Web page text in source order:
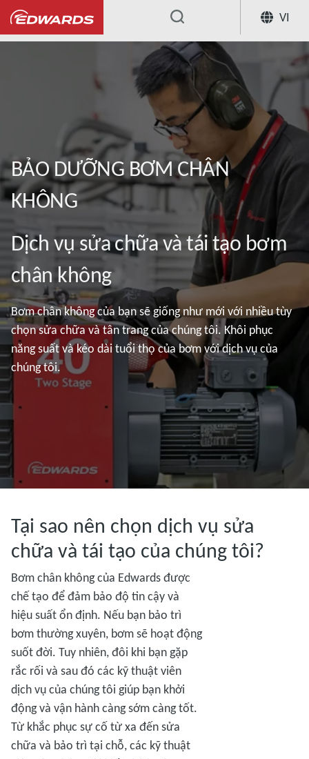
VI
... Our Vacuum Pump Services Dịch
BẢO DƯỠNG BƠM CHÂN
KHÔNG
Dịch vụ sửa chữa và tái tạo bơm
chân không
Bơm chân không của bạn sẽ giống như mới với nhiều tùy
chọn sửa chữa và tân trang của chúng tôi. Khôi phục
năng suất và kéo dài tuổi thọ của bơm với dịch vụ của
chúng tôi.
Tại sao nên chọn dịch vụ sửa
chữa và tái tạo của chúng tôi?
Bơm chân không của Edwards được
chế tạo để đảm bảo độ tin cậy và
hiệu suất ổn định. Nếu bạn bảo trì
bơm thường xuyên, bơm sẽ hoạt động
suốt đời. Tuy nhiên, đôi khi bạn gặp
rắc rối và sau đó các kỹ thuật viên
dịch vụ của chúng tôi giúp bạn khởi
động và vận hành càng sớm càng tốt.
Từ khắc phục sự cố từ xa đến sửa
chữa và bảo trì tại chỗ, các kỹ thuật